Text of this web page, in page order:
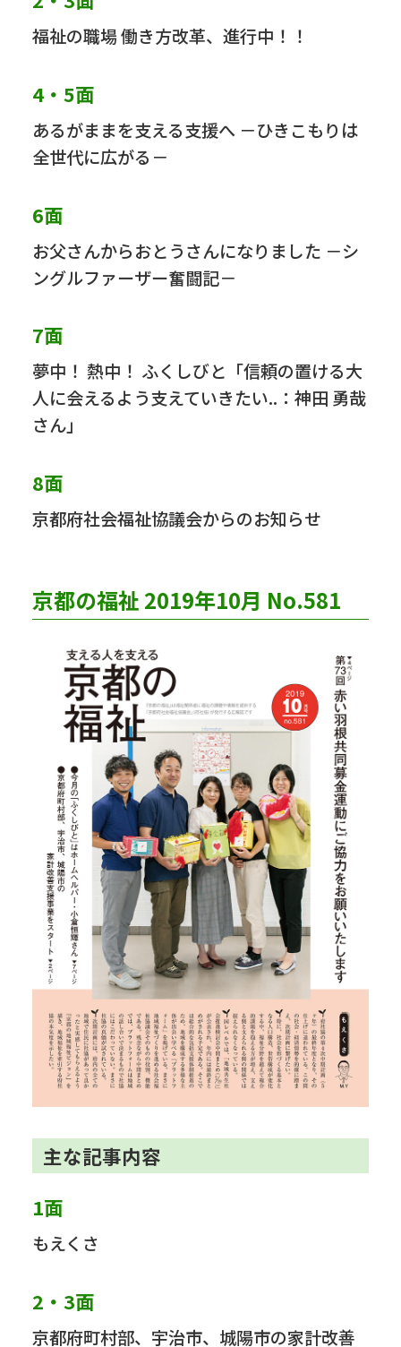
福祉の職場 働き方改革、進行中！！
4・5面
あるがままを支える支援へ －ひきこもりは
全世代に広がる－
6面
お父さんからおとうさんになりました －シ
ングルファーザー奮闘記－
7面
夢中！ 熱中！ ふくしびと「信頼の置ける大
人に会えるよう支えていきたい..：神田 勇哉
さん」
8面
京都府社会福祉協議会からのお知らせ
京都の福祉 2019年10月 No.581
主な記事内容
1面
もえくさ
2・3面
京都府町村部、宇治市、城陽市の家計改善